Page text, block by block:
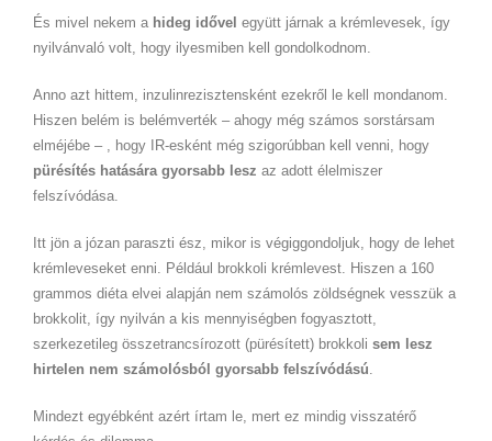
És mivel nekem a hideg idővel együtt járnak a krémlevesek, így
nyilvánvaló volt, hogy ilyesmiben kell gondolkodnom.
Anno azt hittem, inzulinrezisztensként ezekről le kell mondanom.
Hiszen belém is belémverték – ahogy még számos sorstársam
elméjébe – , hogy IR-esként még szigorúbban kell venni, hogy
pürésítés hatására gyorsabb lesz az adott élelmiszer
felszívódása.
Itt jön a józan paraszti ész, mikor is végiggondoljuk, hogy de lehet
krémleveseket enni. Például brokkoli krémlevest. Hiszen a 160
grammos diéta elvei alapján nem számolós zöldségnek vesszük a
brokkolit, így nyilván a kis mennyiségben fogyasztott,
szerkezetileg összetrancsírozott (pürésített) brokkoli sem lesz
hirtelen nem számolósból gyorsabb felszívódású
Mindezt egyébként azért írtam le, mert ez mindig visszatérő